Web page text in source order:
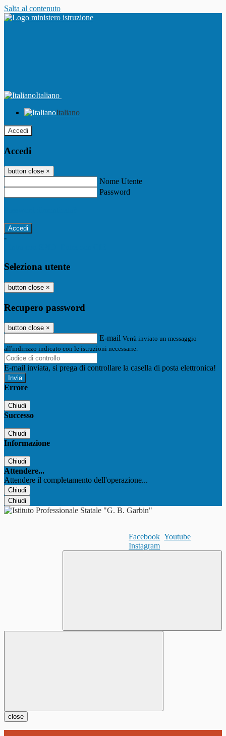
Salta al contenuto
Italiano
Italiano
Accedi
Accedi
button close ×
Nome Utente
Password
-
Seleziona utente
button close ×
Recupero password
button close ×
E-mail Verrà inviato un messaggio
all'indirizzo indicato con le istruzioni necessarie.
E-mail inviata, si prega di controllare la casella di posta elettronica!
Errore
Chiudi
Successo
Chiudi
Informazione
Chiudi
Attendere...
Attendere il completamento dell'operazione...
Chiudi
Chiudi
Facebook Youtube
Instagram
close